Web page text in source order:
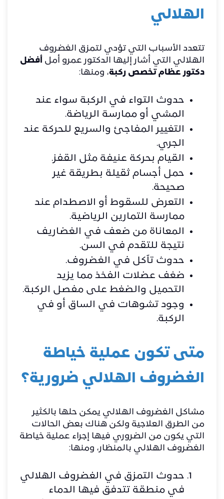
الهلالي
تتعدد الأسباب التي تؤدي لتمزق الغضروف
الهلالي التي أشار إليها الدكتور عمرو أمل أفضل
دكتور عظام تخصص ركبة، ومنها:
حدوث التواء في الركبة سواء عند
المشي أو ممارسة الرياضة.
التغيير المفاجئ والسريع للحركة عند
الجري.
القيام بحركة عنيفة مثل القفز.
حمل أجسام ثقيلة بطريقة غير
صحيحة.
التعرض للسقوط أو الاصطدام عند
ممارسة التمارين الرياضية.
المعاناة من ضعف في الغضاريف
نتيجة للتقدم في السن.
حدوث تآكل في الغضروف.
ضغف عضلات الفخذ مما يزيد
التحميل والضغط على مفصل الركبة.
وجود تشوهات في الساق أو في
الركبة.
متى تكون عملية خياطة
الغضروف الهلالي ضرورية؟
مشاكل الغضروف الهلالي يمكن حلها بالكثير
من الطرق العلاجية ولكن هناك بعض الحالات
التي يكون من الضروري فيها إجراء عملية خياطة
الغضروف الهلالي بالمنظار، ومنها:
حدوث التمزق في الغضروف الهلالي
في منطقة تتدفق فيها الدماء